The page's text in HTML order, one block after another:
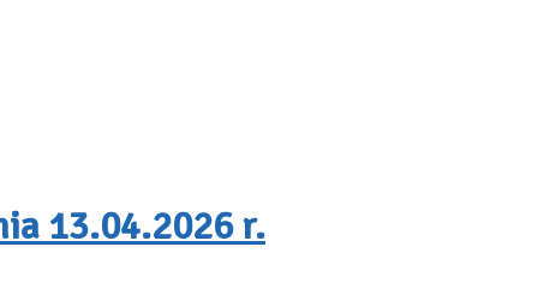
13.04.2026 r.